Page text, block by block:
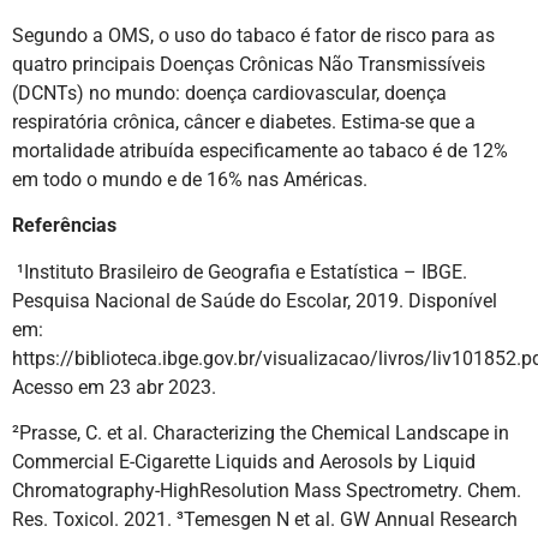
Segundo a OMS, o uso do tabaco é fator de risco para as
quatro principais Doenças Crônicas Não Transmissíveis
(DCNTs) no mundo: doença cardiovascular, doença
respiratória crônica, câncer e diabetes. Estima-se que a
mortalidade atribuída especificamente ao tabaco é de 12%
em todo o mundo e de 16% nas Américas.
Referências
¹Instituto Brasileiro de Geografia e Estatística – IBGE.
Pesquisa Nacional de Saúde do Escolar, 2019. Disponível
em:
https://biblioteca.ibge.gov.br/visualizacao/livros/
Acesso em 23 abr 2023.
²Prasse, C. et al. Characterizing the Chemical Landscape in
Commercial E-Cigarette Liquids and Aerosols by Liquid
Chromatography-HighResolution Mass Spectrometry. Chem.
Res. Toxicol. 2021. ³Temesgen N et al. GW Annual Research